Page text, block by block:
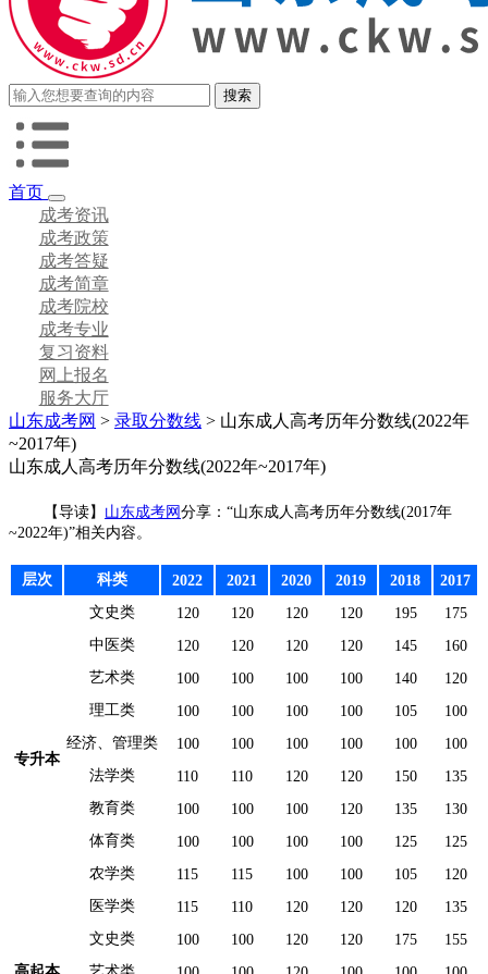
首页
成考资讯
成考政策
成考答疑
成考简章
成考院校
成考专业
复习资料
网上报名
服务大厅
山东成考网 > 录取分数线 > 山东成人高考历年分数线(2022年
~2017年)
山东成人高考历年分数线(2022年~2017年)
【导读】 山东成考网 分享：“山东成人高考历年分数线(2017年
~2022年)”相关内容。
层次 科类 2022 2021 2020 2019 2018 2017
专升本
文史类 120 120 120 120 195
175
中医类
120 120 120 120 145
160
艺术类
100 100 100 100 140
120
理工类
100 100 100 100 105
100
经济、管理类
100 100 100 100 100
100
法学类
110 110 120 120 150
135
教育类
100 100 100 120 135
130
体育类
100 100 100 100 125
125
农学类
115 115 100 100 105
120
医学类
115 110 120 120 120 135
文史类 100 100 120 120 175
155